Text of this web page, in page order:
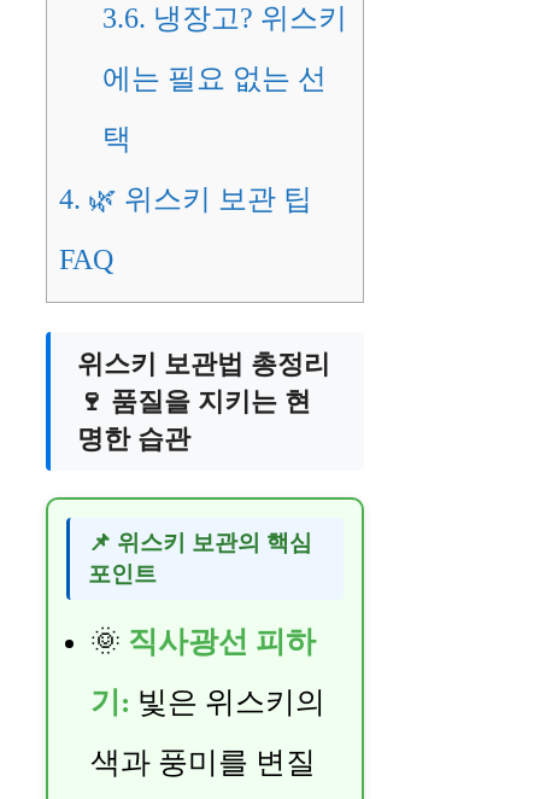
3.6. 냉장고? 위스키
에는 필요 없는 선
택
4. 🌿 위스키 보관 팁
FAQ
위스키 보관법 총정리
🍷 품질을 지키는 현
명한 습관
📌 위스키 보관의 핵심
포인트
🌞 직사광선 피하
기: 빛은 위스키의
색과 풍미를 변질